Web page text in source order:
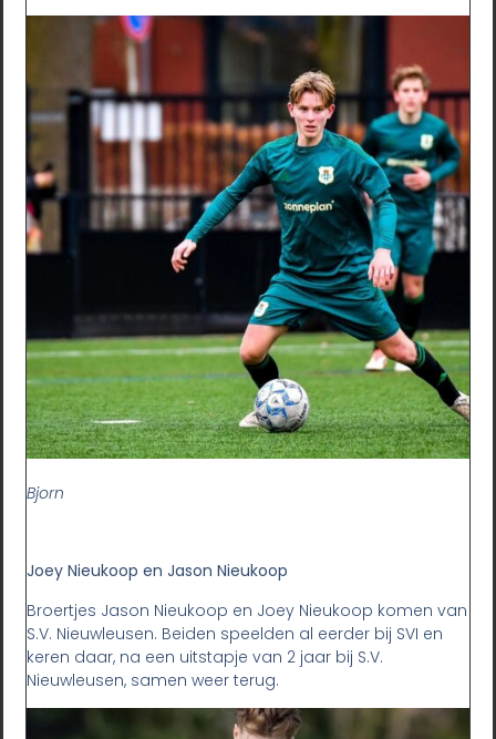
Bjorn
Joey Nieukoop en Jason Nieukoop
Broertjes Jason Nieukoop en Joey Nieukoop komen van
S.V. Nieuwleusen. Beiden speelden al eerder bij SVI en
keren daar, na een uitstapje van 2 jaar bij S.V.
Nieuwleusen, samen weer terug.